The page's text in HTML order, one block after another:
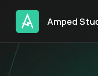
Amped